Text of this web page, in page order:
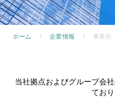
ホーム 企業情報 事業所
当社拠点およびグループ会
ており